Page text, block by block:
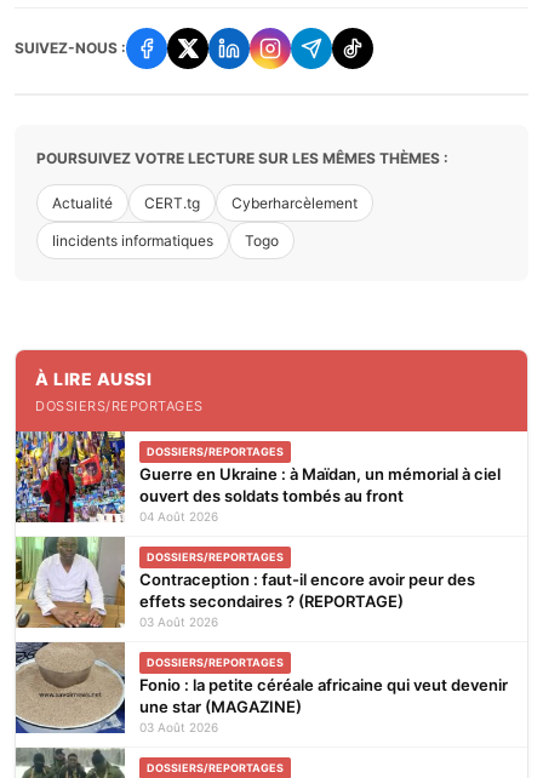
SUIVEZ-NOUS :
POURSUIVEZ VOTRE LECTURE SUR LES MÊMES THÈMES :
Actualité CERT.tg Cyberharcèlement
Iincidents informatiques Togo
À LIRE AUSSI
DOSSIERS/REPORTAGES
DOSSIERS/REPORTAGES
Guerre en Ukraine : à Maïdan, un mémorial à ciel
ouvert des soldats tombés au front
04 Août 2026
DOSSIERS/REPORTAGES
Contraception : faut-il encore avoir peur des
effets secondaires ? (REPORTAGE)
03 Août 2026
DOSSIERS/REPORTAGES
Fonio : la petite céréale africaine qui veut devenir
une star (MAGAZINE)
03 Août 2026
DOSSIERS/REPORTAGES